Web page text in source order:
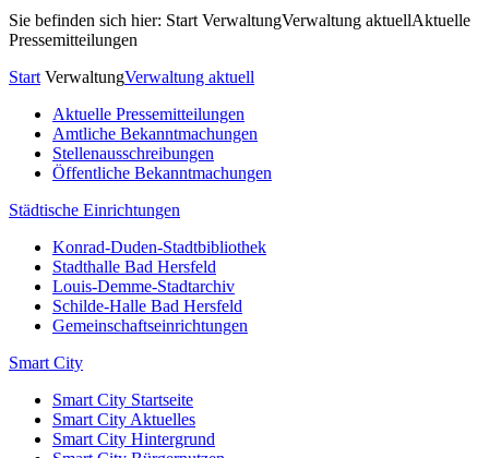
Sie befinden sich hier: Start VerwaltungVerwaltung aktuellAktuelle
Pressemitteilungen
Start VerwaltungVerwaltung aktuell
Aktuelle Pressemitteilungen
Amtliche Bekanntmachungen
Stellenausschreibungen
Öffentliche Bekanntmachungen
Städtische Einrichtungen
Konrad-Duden-Stadtbibliothek
Stadthalle Bad Hersfeld
Louis-Demme-Stadtarchiv
Schilde-Halle Bad Hersfeld
Gemeinschaftseinrichtungen
Smart City
Smart City Startseite
Smart City Aktuelles
Smart City Hintergrund